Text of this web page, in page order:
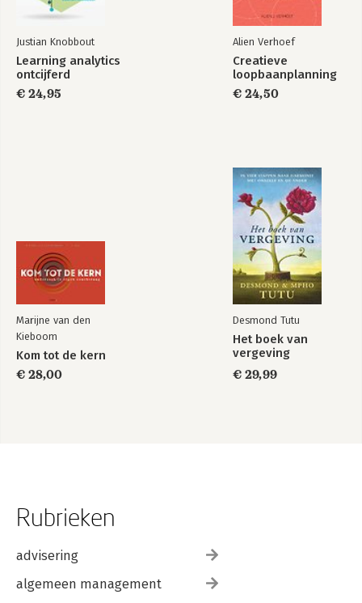
Justian Knobbout
Learning analytics
ontcijferd
€ 24,95
Alien Verhoef
Creatieve
loopbaanplanning
€ 24,50
Marijne van den
Kieboom
Kom tot de kern
€ 28,00
Desmond Tutu
Het boek van
vergeving
€ 29,99
Rubrieken
advisering
algemeen management